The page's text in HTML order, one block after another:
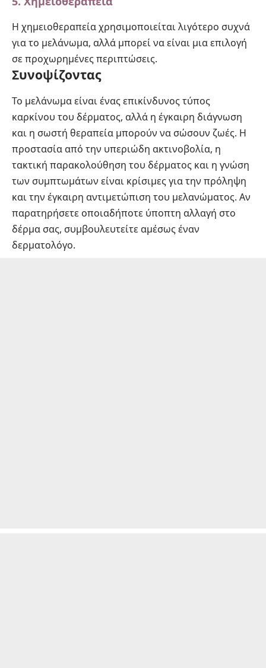
Η χημειοθεραπεία χρησιμοποιείται λιγότερο συχνά
για το μελάνωμα, αλλά μπορεί να είναι μια επιλογή
σε προχωρημένες περιπτώσεις.
Συνοψίζοντας
Το μελάνωμα είναι ένας επικίνδυνος τύπος
καρκίνου του δέρματος, αλλά η έγκαιρη διάγνωση
και η σωστή θεραπεία μπορούν να σώσουν ζωές. Η
προστασία από την υπεριώδη ακτινοβολία, η
τακτική παρακολούθηση του δέρματος και η γνώση
των συμπτωμάτων είναι κρίσιμες για την πρόληψη
και την έγκαιρη αντιμετώπιση του μελανώματος. Αν
παρατηρήσετε οποιαδήποτε ύποπτη αλλαγή στο
δέρμα σας, συμβουλευτείτε αμέσως έναν
δερματολόγο.